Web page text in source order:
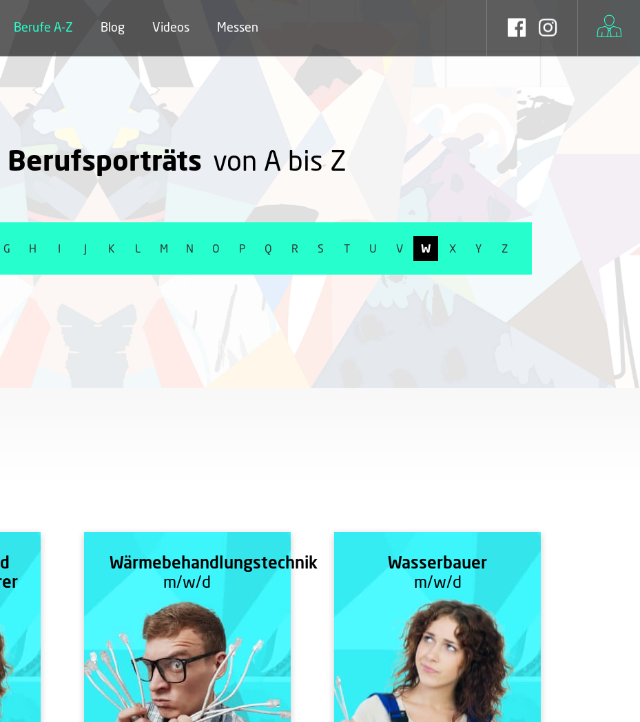
Berufe A-Z Blog Videos Messen
Berufsporträts von A bis Z
G H I J K L M N O P Q R S T U V W X Y Z
Wärmebehandlungstechnik
m/w/d
Wasserbauer
m/w/d